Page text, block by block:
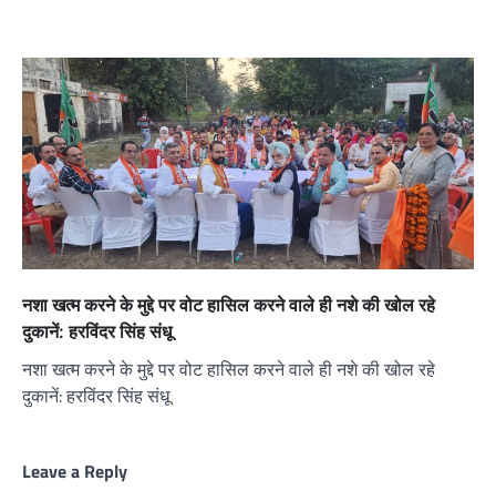
नशा खत्म करने के मुद्दे पर वोट हासिल करने वाले ही नशे की खोल रहे
दुकानें: हरविंदर सिंह संधू
नशा खत्म करने के मुद्दे पर वोट हासिल करने वाले ही नशे की खोल रहे
दुकानें: हरविंदर सिंह संधू
Leave a Reply